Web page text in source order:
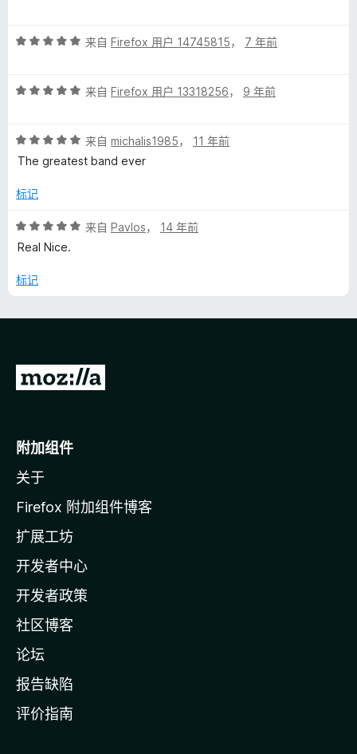
/评
/
来自 Firefox 用户 14745815， 7 年前
评
/
5
来自 Firefox 用户 13318256， 9 年前
评
分
/
来自 michalis1985， 11 年前
The greatest band ever
标记
评
分
/
来自 Pavlos， 14 年前
Real Nice.
标记
转
o
i
l
a
主
页
附加组件
关于
Firefox 附加组件博客
扩展工坊
开发者中心
开发者政策
社区博客
论坛
报告缺陷
评价指南